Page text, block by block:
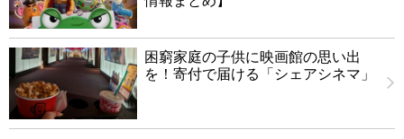
困窮家庭の子供に映画館の思い出
を！寄付で届ける「シェアシネマ」